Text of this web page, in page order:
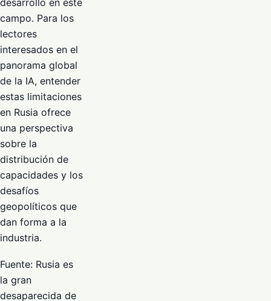
campo. Para los
lectores
interesados en el
panorama global
de la IA, entender
estas limitaciones
en Rusia ofrece
una perspectiva
sobre la
distribución de
capacidades y los
desafíos
geopolíticos que
dan forma a la
industria.
Fuente: Rusia es
la gran
desaparecida de